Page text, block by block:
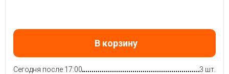
В корзину
Сегодня после 17:00
3 шт.